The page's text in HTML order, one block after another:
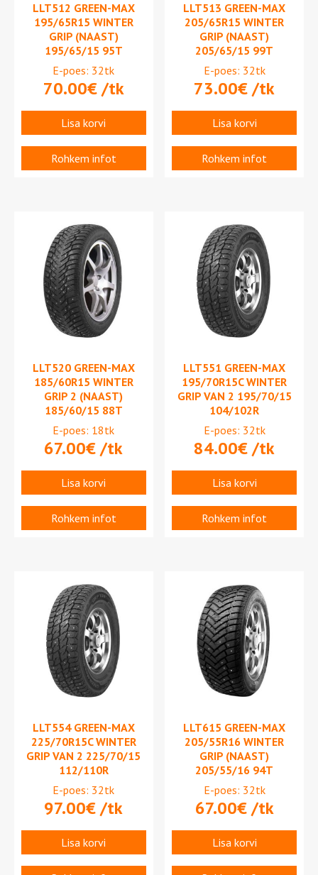
LLT512 GREEN-MAX
195/65R15 WINTER
GRIP (NAAST)
195/65/15 95T
E-poes: 32tk
70.00€/tk
Lisa korvi
Rohkem infot
LLT513 GREEN-MAX
205/65R15 WINTER
GRIP (NAAST)
205/65/15 99T
E-poes: 32tk
73.00€/tk
Lisa korvi
Rohkem infot
LLT520 GREEN-MAX
185/60R15 WINTER
GRIP 2 (NAAST)
185/60/15 88T
E-poes: 18tk
67.00€/tk
Lisa korvi
Rohkem infot
LLT551 GREEN-MAX
195/70R15C WINTER
GRIP VAN 2 195/70/15
104/102R
E-poes: 32tk
84.00€/tk
Lisa korvi
Rohkem infot
LLT554 GREEN-MAX
225/70R15C WINTER
GRIP VAN 2 225/70/15
112/110R
E-poes: 32tk
97.00€/tk
Lisa korvi
LLT615 GREEN-MAX
205/55R16 WINTER
GRIP (NAAST)
205/55/16 94T
E-poes: 32tk
67.00€/tk
Lisa korvi